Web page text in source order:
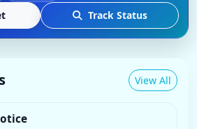
Track Status
View All